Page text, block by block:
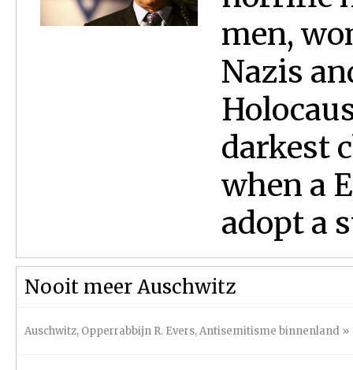
men,
Nazis
darkest
when a
adopt a
Nooit meer Auschwitz
Auschwitz, Opperrabbijn R. Evers,Antisemitisme binnenland »